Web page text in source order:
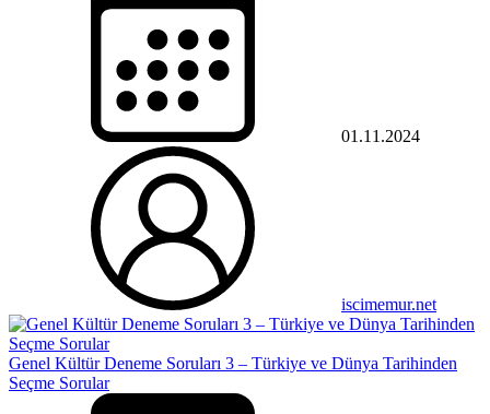
01.11.2024
iscimemur.net
Genel Kültür Deneme Soruları 3 – Türkiye ve Dünya Tarihinden
Seçme Sorular